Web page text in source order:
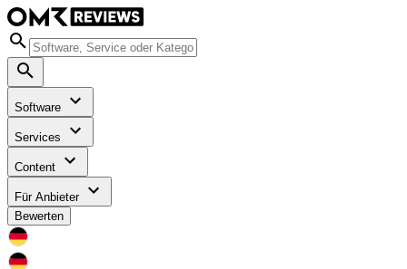
Software
Services
Content
Für Anbieter
Bewerten